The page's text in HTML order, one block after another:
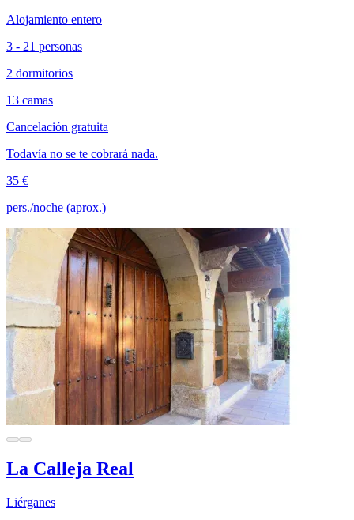
Alojamiento entero
3 - 21 personas
2 dormitorios
13 camas
Cancelación gratuita
Todavía no se te cobrará nada.
35 €
pers./noche (aprox.)
La Calleja Real
Liérganes